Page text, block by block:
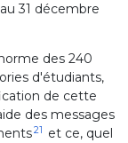
31 décembre
des 240
d'étudiants,
de cette
des messages
21
et ce, quel